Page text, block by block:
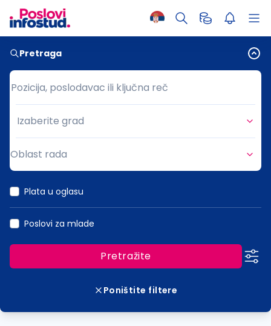
Pretraga
Pozicija, poslodavac ili ključna reč
Pozicija, poslodavac ili ključna reč
Grad
Izaberite grad
Oblast rada
Plata u oglasu
Poslovi za mlade
Pretražite
Poništite filtere